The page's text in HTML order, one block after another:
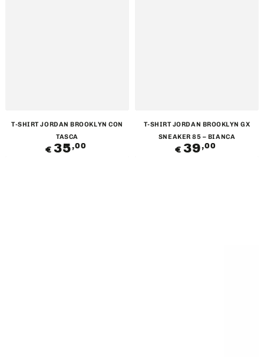
T-SHIRT JORDAN BROOKLYN CON
TASCA
Prezzo
regolare
€ 35,00
T-SHIRT JORDAN BROOKLYN GX
SNEAKER 85 – BIANCA
Prezzo
regolare
€ 39,00